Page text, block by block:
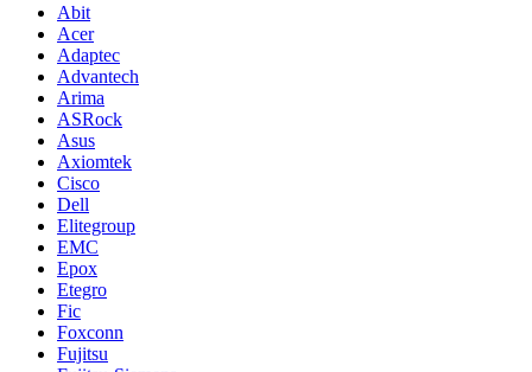
Abit
Acer
Adaptec
Advantech
Arima
ASRock
Asus
Axiomtek
Cisco
Dell
Elitegroup
EMC
Epox
Etegro
Fic
Foxconn
Fujitsu